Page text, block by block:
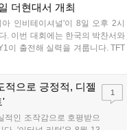
10월 필리핀 마닐라에서 총상금
파이널이 개최될 예정이며, 위메
의 장기 성장 모델을 지속할 방침
더현대서 개최
인비테이셔널'이 8일 오후 2시
. 이번 대회에는 한국의 박찬서와
이 출전해 실력을 겨룹니다. TFT
독특한 대회 구조를 가지며, 누
트 체험과 공연 등 다양한 즐길
점에서도 행사가 이어질 예정입
최됩니다....
적으로 긍정적, 디젤
'
적인 조작감으로 호평받으
1